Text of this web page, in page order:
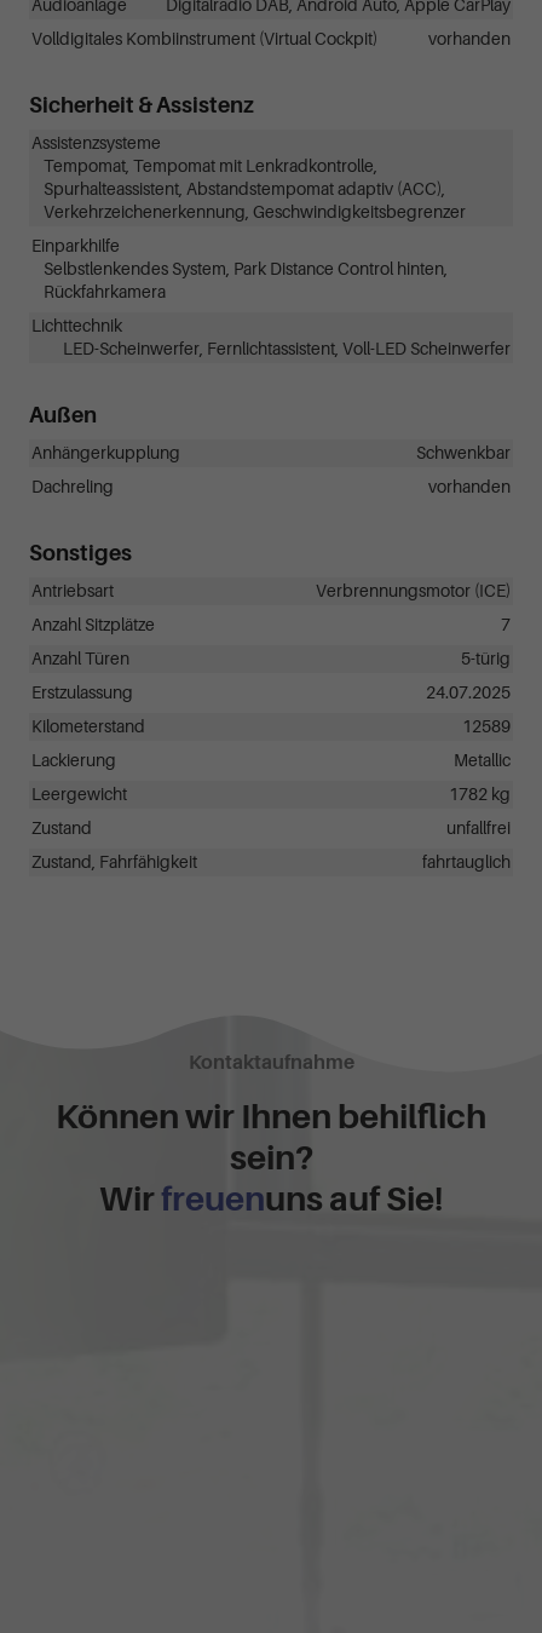
Audioanlage
Digitalradio DAB, Android Auto, Apple CarPlay
Volldigitales Kombiinstrument (Virtual Cockpit)
vorhanden
Sicherheit & Assistenz
Assistenzsysteme
Tempomat, Tempomat mit Lenkradkontrolle,
Spurhalteassistent, Abstandstempomat adaptiv (ACC),
Verkehrzeichenerkennung, Geschwindigkeitsbegrenzer
Einparkhilfe
Selbstlenkendes System, Park Distance Control hinten,
Rückfahrkamera
Lichttechnik
LED-Scheinwerfer, Fernlichtassistent, Voll-LED Scheinwerfer
Außen
Anhängerkupplung
Schwenkbar
Dachreling
vorhanden
Sonstiges
Antriebsart
Verbrennungsmotor (ICE)
Anzahl Sitzplätze
7
Anzahl Türen
5-türig
Erstzulassung
24.07.2025
Kilometerstand
12589
Lackierung
Metallic
Leergewicht
1782 kg
Zustand
unfallfrei
Zustand, Fahrfähigkeit
fahrtauglich
Kontaktaufnahme
Können wir Ihnen behilflich
sein?
Wirfreuenuns auf Sie!